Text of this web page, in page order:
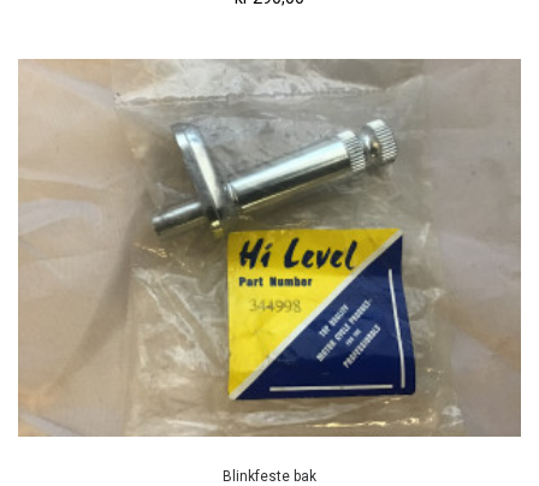
Blinkfeste bak